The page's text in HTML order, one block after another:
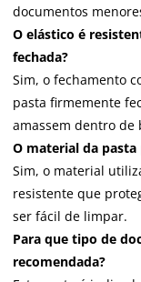
documentos
O elástico é
fechada?
Sim, o fechamento
pasta firmemente
amassem dentro de
O material da
Sim, o material
resistente que
ser fácil de limpar.
Para que tipo de
recomendada?